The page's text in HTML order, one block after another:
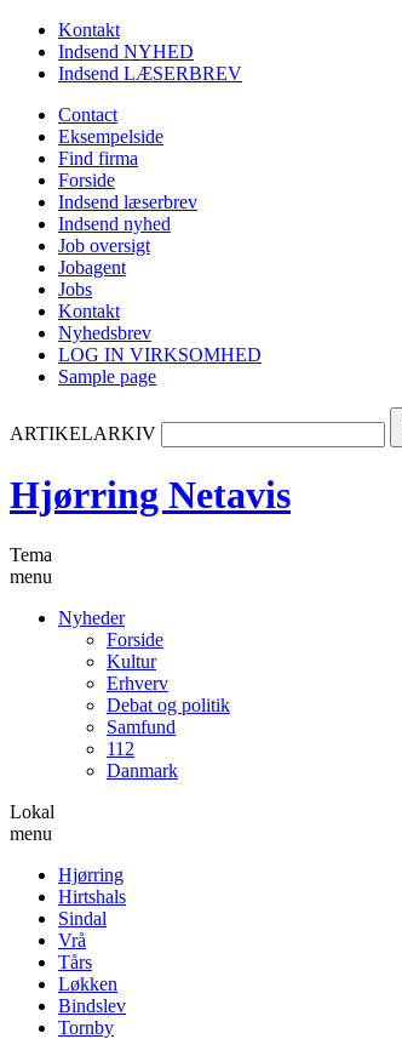
Kontakt
Indsend NYHED
Indsend LÆSERBREV
Contact
Eksempelside
Find firma
Forside
Indsend læserbrev
Indsend nyhed
Job oversigt
Jobagent
Jobs
Kontakt
Nyhedsbrev
LOG IN VIRKSOMHED
Sample page
ARTIKELARKIV
Hjørring Netavis
Tema
menu
Nyheder
Forside
Kultur
Erhverv
Debat og politik
Samfund
112
Danmark
Lokal
menu
Hjørring
Hirtshals
Sindal
Vrå
Tårs
Løkken
Bindslev
Tornby